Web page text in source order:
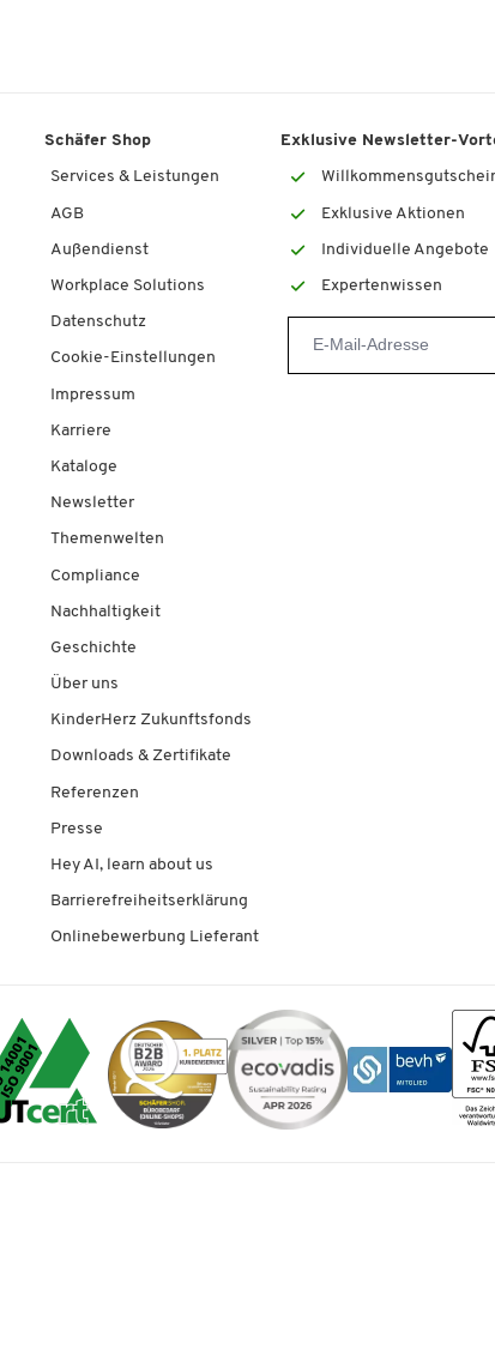
Schäfer Shop
Services & Leistungen
AGB
Außendienst
Workplace Solutions
Datenschutz
Cookie-Einstellungen
Impressum
Karriere
Kataloge
Newsletter
Themenwelten
Compliance
Nachhaltigkeit
Geschichte
Über uns
KinderHerz Zukunftsfonds
Downloads & Zertifikate
Referenzen
Presse
Hey AI, learn about us
Barrierefreiheitserklärung
Onlinebewerbung Lieferant
Exklusive Newsletter-
Exklusive Aktionen
Individuelle Angebote
Expertenwissen